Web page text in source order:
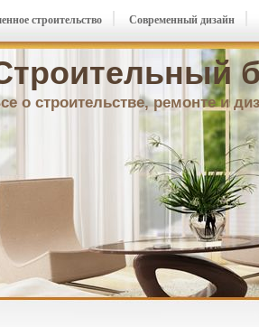
о строительстве, ремонте и
строительство Современный дизайн